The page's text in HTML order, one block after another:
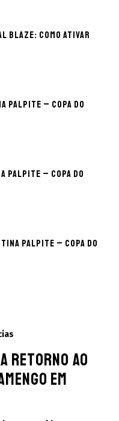
Blaze: como ativar
palpite – Copa do
palpite – Copa do
palpite – Copa do
retorno ao
em